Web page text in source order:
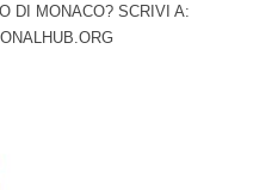
DI MONACO? SCRIVI A: